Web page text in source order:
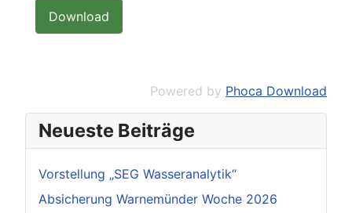
Powered by Phoca Download
Neueste Beiträge
Vorstellung „SEG Wasseranalytik“
Absicherung Warnemünder Woche 2026